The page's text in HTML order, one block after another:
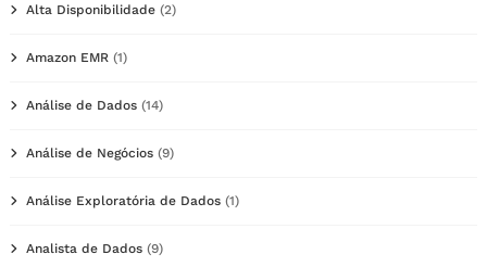
Alta Disponibilidade (2)
Amazon EMR (1)
Análise de Dados (14)
Análise de Negócios (9)
Análise Exploratória de Dados (1)
Analista de Dados (9)